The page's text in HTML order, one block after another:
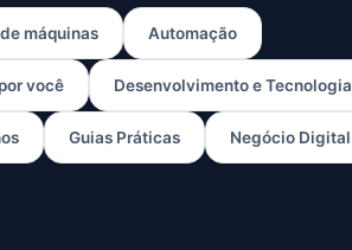
máquinas Automação
você Desenvolvimento e Tecnologia
Guias Práticas Negócio Digital